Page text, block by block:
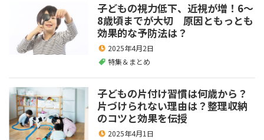
子どもの視力低下、近視が増！6～
8歳頃までが大切 原因ともっとも
効果的な予防法は？
2025年4月2日
特集＆まとめ
子どもの片付け習慣は何歳から？
片づけられない理由は？整理収納
のコツと効果を伝授
2025年4月1日